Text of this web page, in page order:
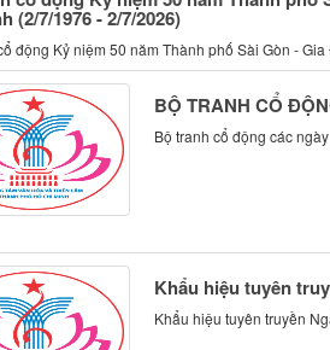
(2/7/1976 - 2/7/2026)
động Kỷ niệm 50 năm Thành phố Sài Gòn -
BỘ TRANH CỔ
Bộ tranh cổ động các
Khẩu hiệu tuyên
Khẩu hiệu tuyên truyền